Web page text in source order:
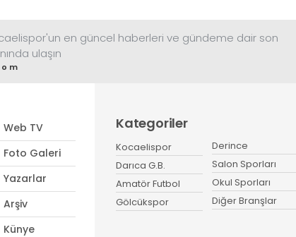
en güncel haberleri ve gündeme dair son
ulaşın
Web TV
Foto Galeri
Yazarlar
Arşiv
Künye
Kategoriler
Kocaelispor
Darıca G.B.
Amatör Futbol
Gölcükspor
Derince
Salon Sporları
Okul Sporları
Diğer Branşlar